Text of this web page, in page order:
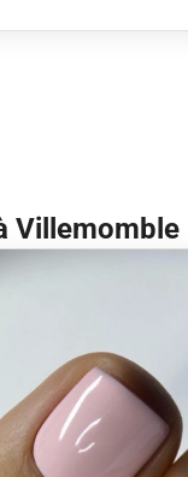
Villemomble